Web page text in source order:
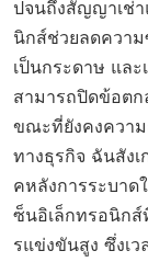
ปจนถึงสัญญาเช่า
นิกส์ช่วยลดควา
เป็นกระดาษ แล
สามารถปิดข้อต
ขณะที่ยังคงควา
ทางธุรกิจ ฉันสังเ
คหลังการระบาด
ซ็นอิเล็กทรอนิกส์
รแข่งขันสูง ซึ่งเ